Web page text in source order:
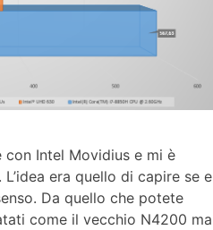
Intel Movidius e mi è
era quello di capire se e
Da quello che potete
come il vecchio N4200 ma